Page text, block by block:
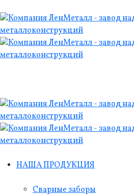
НАША ПРОДУКЦИЯ
Сварные заборы